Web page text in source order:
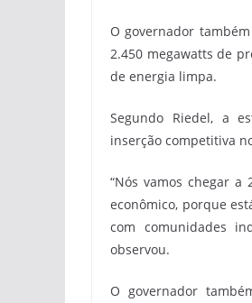
O governador
2.450 megawatts de
de energia limpa.
Segundo Riedel, a
inserção competitiva
“Nós vamos chegar
econômico, porque
com comunidades
observou.
O governador